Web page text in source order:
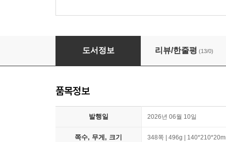
네이버 커넥트 THE AI BOOK
도서정보 리뷰/한줄평 (13/0)
품목정보
발행일 2026년 06월 10일
쪽수, 무게, 크기 348쪽 | 496g |